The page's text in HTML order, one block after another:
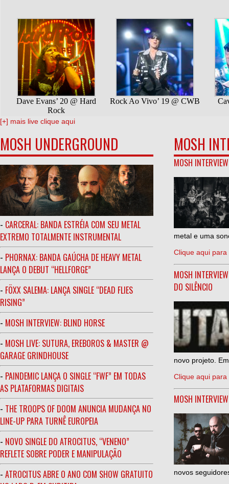
[+] mais live clique aqui
MOSH UNDERGROUND
- CARCERAL: BANDA ESTRÉIA COM SEU METAL
EXTREMO TOTALMENTE INSTRUMENTAL
- PHORNAX: BANDA GAÚCHA DE HEAVY METAL
LANÇA O DEBUT “HELLFORGE”
- FÖXX SALEMA: LANÇA SINGLE “DEAD FLIES
RISING”
- MOSH INTERVIEW: BLIND HORSE
- MOSH LIVE: SUTURA, EREBOROS & MASTER @
GARAGE GRINDHOUSE
- PAINDEMIC LANÇA O SINGLE “FWF” EM TODAS
AS PLATAFORMAS DIGITAIS
- THE TROOPS OF DOOM ANUNCIA MUDANÇA NO
LINE-UP PARA TURNÊ EUROPEIA
- NOVO SINGLE DO ATROCITUS, “VENENO”
REFLETE SOBRE PODER E MANIPULAÇÃO
- ATROCITUS ABRE O ANO COM SHOW GRATUITO
MOSH
MOSH
metal e uma
Clique aqui para
MOSH
DO SILÊNCIO
novo projeto.
Clique aqui para
MOSH
novos